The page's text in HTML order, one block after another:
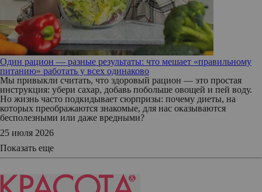
Один рацион — разные результаты: что мешает «правильному
питанию» работать у всех одинаково
Мы привыкли считать, что здоровый рацион — это простая
инструкция: убери сахар, добавь побольше овощей и пей воду.
Но жизнь часто подкидывает сюрпризы: почему диеты, на
которых преображаются знакомые, для нас оказываются
бесполезными или даже вредными?
25 июля 2026
Показать еще